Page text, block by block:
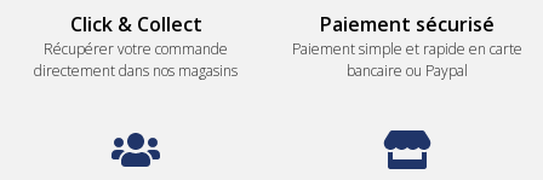
Click & Collect
Récupérer votre commande
directement dans nos magasins
Paiement sécurisé
Paiement simple et rapide en carte
bancaire ou Paypal